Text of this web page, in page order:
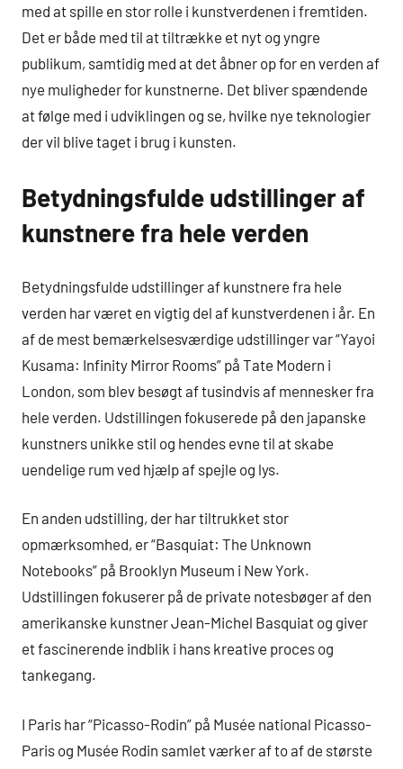
med at spille en stor rolle i kunstverdenen i fremtiden.
Det er både med til at tiltrække et nyt og yngre
publikum, samtidig med at det åbner op for en verden af
nye muligheder for kunstnerne. Det bliver spændende
at følge med i udviklingen og se, hvilke nye teknologier
der vil blive taget i brug i kunsten.
Betydningsfulde udstillinger af
kunstnere fra hele verden
Betydningsfulde udstillinger af kunstnere fra hele
verden har været en vigtig del af kunstverdenen i år. En
af de mest bemærkelsesværdige udstillinger var “Yayoi
Kusama: Infinity Mirror Rooms” på Tate Modern i
London, som blev besøgt af tusindvis af mennesker fra
hele verden. Udstillingen fokuserede på den japanske
kunstners unikke stil og hendes evne til at skabe
uendelige rum ved hjælp af spejle og lys.
En anden udstilling, der har tiltrukket stor
opmærksomhed, er “Basquiat: The Unknown
Notebooks” på Brooklyn Museum i New York.
Udstillingen fokuserer på de private notesbøger af den
amerikanske kunstner Jean-Michel Basquiat og giver
et fascinerende indblik i hans kreative proces og
tankegang.
I Paris har “Picasso-Rodin” på Musée national Picasso-
Paris og Musée Rodin samlet værker af to af de største